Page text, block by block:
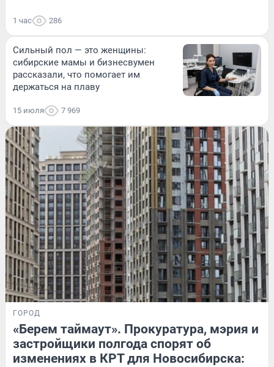
1 час 286
Сильный пол — это женщины:
сибирские мамы и бизнесвумен
рассказали, что помогает им
держаться на плаву
15 июля 7 969
ГОРОД
«Берем таймаут». Прокуратура, мэрия и
застройщики полгода спорят об
изменениях в КРТ для Новосибирска: